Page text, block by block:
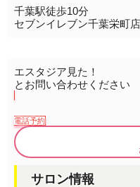
千葉駅徒歩10分
セブンイレブン千葉栄町
エスタジア見た！
とお問い合わせください
電話予約
サロン情報